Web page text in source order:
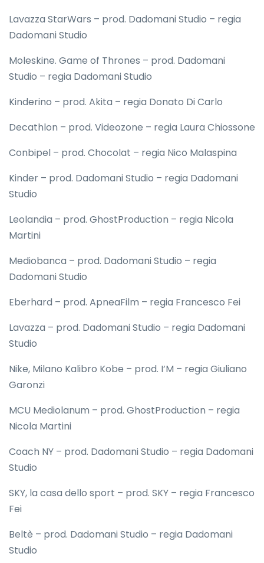
Lavazza StarWars – prod. Dadomani Studio – regia
Dadomani Studio
Moleskine. Game of Thrones – prod. Dadomani
Studio – regia Dadomani Studio
Kinderino – prod. Akita – regia Donato Di Carlo
Decathlon – prod. Videozone – regia Laura Chiossone
Conbipel – prod. Chocolat – regia Nico Malaspina
Kinder – prod. Dadomani Studio – regia Dadomani
Studio
Leolandia – prod. GhostProduction – regia Nicola
Martini
Mediobanca – prod. Dadomani Studio – regia
Dadomani Studio
Eberhard – prod. ApneaFilm – regia Francesco Fei
Lavazza – prod. Dadomani Studio – regia Dadomani
Studio
Nike, Milano Kalibro Kobe – prod. I’M – regia Giuliano
Garonzi
MCU Mediolanum – prod. GhostProduction – regia
Nicola Martini
Coach NY – prod. Dadomani Studio – regia Dadomani
Studio
SKY, la casa dello sport – prod. SKY – regia Francesco
Fei
Beltè – prod. Dadomani Studio – regia Dadomani
Studio